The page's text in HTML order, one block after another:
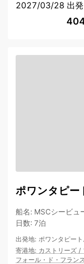
2027/03/28 出発
ポワンタピー
船名: MSCシービュ
日数: 7泊
出発地: ポワンタピー
寄港地: カストリーズ /
フォール・ド・フランス